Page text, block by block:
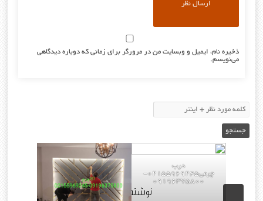
ذخیره نام، ایمیل و وبسایت من در مرورگر برای زمانی که دوباره دیدگاهی
می‌نویسم.
درب
چرمی02155969245-
09196375800
نوشته‌های تازه